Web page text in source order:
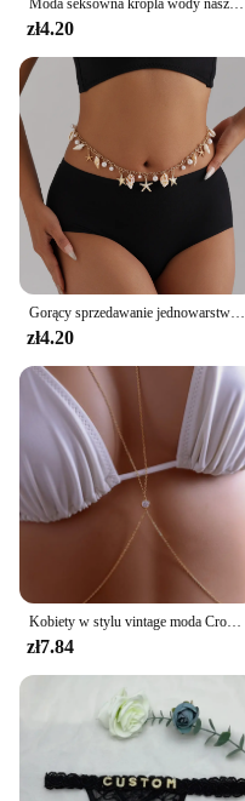
Moda seksowna kropla wody naszyjnik na klatkę piersiową dla kobiet luksusowy kryształ górski łańcuszek impreza talia akcesoria łańcuszki do biżuterii prezent
zł4.20
Gorący sprzedawanie jednowarstwowy wisiorek z muszli rozgwiazdy drążony łańcuszek w talii ze stopu plaża łańcuszek do bikini
zł4.20
Kobiety w stylu vintage moda Crossover gwiazda uprząż Bikini ciało brzuch talia naszyjnik łańcuch biżuteria
zł7.84